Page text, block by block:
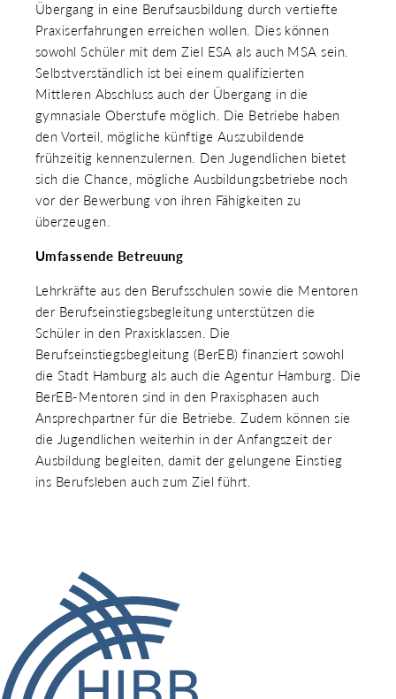
Übergang in eine Berufsausbildung durch vertiefte
Praxiserfahrungen erreichen wollen. Dies können
sowohl Schüler mit dem Ziel ESA als auch MSA sein.
Selbstverständlich ist bei einem qualifizierten
Mittleren Abschluss auch der Übergang in die
gymnasiale Oberstufe möglich. Die Betriebe haben
den Vorteil, mögliche künftige Auszubildende
frühzeitig kennenzulernen. Den Jugendlichen bietet
sich die Chance, mögliche Ausbildungsbetriebe noch
vor der Bewerbung von ihren Fähigkeiten zu
überzeugen.
Umfassende Betreuung
Lehrkräfte aus den Berufsschulen sowie die Mentoren
der Berufseinstiegsbegleitung unterstützen die
Schüler in den Praxisklassen. Die
Berufseinstiegsbegleitung (BerEB) finanziert sowohl
die Stadt Hamburg als auch die Agentur Hamburg. Die
BerEB-Mentoren sind in den Praxisphasen auch
Ansprechpartner für die Betriebe. Zudem können sie
die Jugendlichen weiterhin in der Anfangszeit der
Ausbildung begleiten, damit der gelungene Einstieg
ins Berufsleben auch zum Ziel führt.